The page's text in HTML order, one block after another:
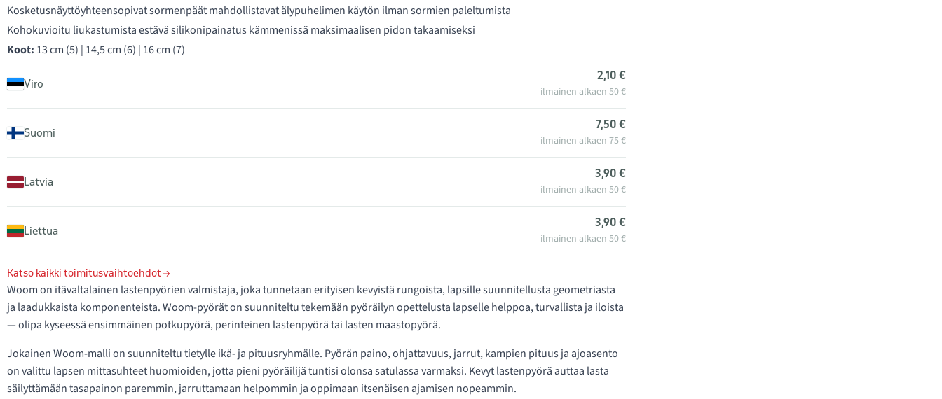
Kosketusnäyttöyhteensopivat sormenpäät mahdollistavat älypuhelimen käytön ilman sormien paleltumista
Kohokuvioitu liukastumista estävä silikonipainatus kämmenissä maksimaalisen pidon takaamiseksi
Koot: 13 cm (5) | 14,5 cm (6) | 16 cm (7)
Viro
2,10 €
ilmainen alkaen 50 €
Suomi
7,50 €
ilmainen alkaen 75 €
Latvia
3,90 €
ilmainen alkaen 50 €
Liettua
3,90 €
ilmainen alkaen 50 €
Katso kaikki toimitusvaihtoehdot
Woom on itävaltalainen lastenpyörien valmistaja, joka tunnetaan erityisen kevyistä rungoista, lapsille suunnitellusta geometriasta
ja laadukkaista komponenteista. Woom-pyörät on suunniteltu tekemään pyöräilyn opettelusta lapselle helppoa, turvallista ja iloista
— olipa kyseessä ensimmäinen potkupyörä, perinteinen lastenpyörä tai lasten maastopyörä.
Jokainen Woom-malli on suunniteltu tietylle ikä- ja pituusryhmälle. Pyörän paino, ohjattavuus, jarrut, kampien pituus ja ajoasento
on valittu lapsen mittasuhteet huomioiden, jotta pieni pyöräilijä tuntisi olonsa satulassa varmaksi. Kevyt lastenpyörä auttaa lasta
säilyttämään tasapainon paremmin, jarruttamaan helpommin ja oppimaan itsenäisen ajamisen nopeammin.